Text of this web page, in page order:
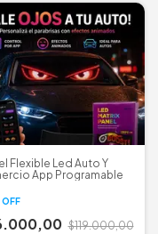
Flexible Led Auto Y
App Programable
OFF
$119.000,00